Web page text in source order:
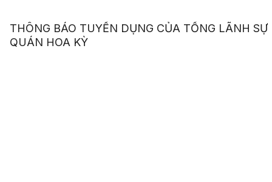
THÔNG BÁO TUYỂN DỤNG CỦA TỔNG LÃNH SỰ
QUÁN HOA KỲ